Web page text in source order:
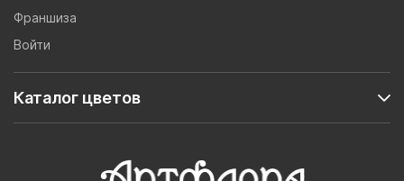
Франшиза
Войти
Каталог цветов